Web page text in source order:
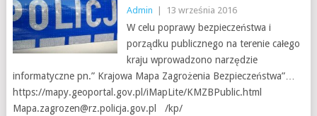
Admin 13 września 2016
W celu poprawy bezpieczeństwa i
porządku publicznego na terenie całego
kraju wprowadzono narzędzie
informatyczne pn.” Krajowa Mapa Zagrożenia Bezpieczeństwa”…
https://mapy.geoportal.gov.pl/iMapLite/KMZBPublic.html
Mapa.zagrozen@rz.policja.gov.pl /kp/